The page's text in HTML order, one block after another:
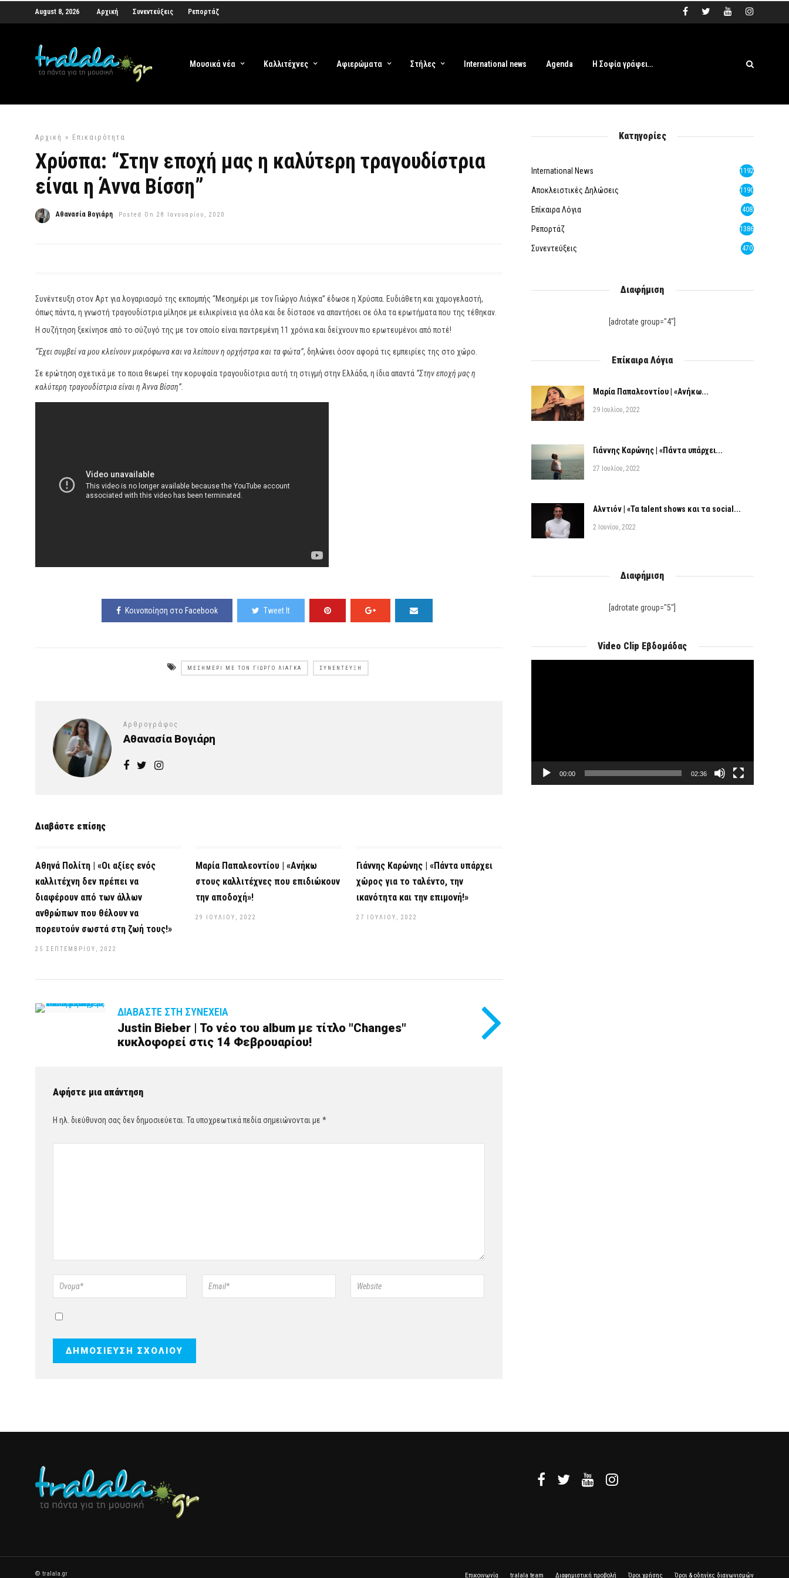
August 8, 2026 Αρχική Συνεντεύξεις Ρεπορτάζ
Μουσικά νέα Καλλιτέχνες Αφιερώματα Στήλες International news Agenda Η Σοφία γράφει…
Αρχική » Επικαιρότητα
Χρύσπα: “Στην εποχή μας η καλύτερη τραγουδίστρια
είναι η Άννα Βίσση”
Αθανασία Βογιάρη Posted On 28 Ιανουαρίου, 2020
Συνέντευξη στον Αρτ για λογαριασμό της εκπομπής “Μεσημέρι με τον Γιώργο Λιάγκα” έδωσε η Χρύσπα. Ευδιάθετη και χαμογελαστή,
όπως πάντα, η γνωστή τραγουδίστρια μίλησε με ειλικρίνεια για όλα και δε δίστασε να απαντήσει σε όλα τα ερωτήματα που της τέθηκαν.
Η συζήτηση ξεκίνησε από το σύζυγό της με τον οποίο είναι παντρεμένη 11 χρόνια και δείχνουν πιο ερωτευμένοι από ποτέ!
“Έχει συμβεί να μου κλείνουν μικρόφωνα και να λείπουν η ορχήστρα και τα φώτα”, δηλώνει όσον αφορά τις εμπειρίες της στο χώρο.
Σε ερώτηση σχετικά με το ποια θεωρεί την κορυφαία τραγουδίστρια αυτή τη στιγμή στην Ελλάδα, η ίδια απαντά “Στην εποχή μας η
καλύτερη τραγουδίστρια είναι η Άννα Βίσση”.
Κοινοποίηση στο Facebook Tweet It
ΜΕΣΗΜΈΡΙ ΜΕ ΤΟΝ ΓΙΏΡΓΟ ΛΙΆΓΚΑ ΣΥΝΈΝΤΕΥΞΗ
Αρθρογράφος
Αθανασία Βογιάρη
Διαβάστε επίσης
Αθηνά Πολίτη | «Οι αξίες ενός
καλλιτέχνη δεν πρέπει να
διαφέρουν από των άλλων
ανθρώπων που θέλουν να
πορευτούν σωστά στη ζωή τους!»
25 ΣΕΠΤΕΜΒΡΊΟΥ, 2022
Μαρία Παπαλεοντίου | «Ανήκω
στους καλλιτέχνες που επιδιώκουν
την αποδοχή»!
29 ΙΟΥΛΊΟΥ, 2022
Γιάννης Καρώνης | «Πάντα υπάρχει
χώρος για το ταλέντο, την
ικανότητα και την επιμονή!»
27 ΙΟΥΛΊΟΥ, 2022
ΔΙΑΒΆΣΤΕ ΣΤΗ ΣΥΝΈΧΕΙΑ
Justin Bieber | Το νέο του album με τίτλο "Changes"
κυκλοφορεί στις 14 Φεβρουαρίου!
Αφήστε μια απάντηση
Η ηλ. διεύθυνση σας δεν δημοσιεύεται. Τα υποχρεωτικά πεδία σημειώνονται με *
Κατηγορίες
International News 1192
Αποκλειστικές Δηλώσεις 1190
Επίκαιρα Λόγια 408
Ρεπορτάζ 1386
Συνεντεύξεις 470
Διαφήμιση
[adrotate group="4"]
Επίκαιρα Λόγια
Μαρία Παπαλεοντίου | «Ανήκω...
29 Ιουλίου, 2022
Γιάννης Καρώνης | «Πάντα υπάρχει...
27 Ιουλίου, 2022
Αλντιόν | «Τα talent shows και τα social...
2 Ιουνίου, 2022
Διαφήμιση
[adrotate group="5"]
Video Clip Εβδομάδας
00:00 02:36
Επικοινωνία tralala team Διαφημιστική προβολή Όροι χρήσης Όροι & οδηγίες διαγωνισμών
© tralala.gr